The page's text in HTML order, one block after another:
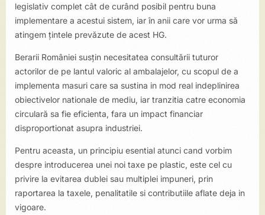
legislativ complet cât de curând posibil pentru buna
implementare a acestui sistem, iar în anii care vor urma să
atingem țintele prevăzute de acest HG.
Berarii României susțin necesitatea consultării tuturor
actorilor de pe lantul valoric al ambalajelor, cu scopul de a
implementa masuri care sa sustina in mod real indeplinirea
obiectivelor nationale de mediu, iar tranzitia catre economia
circulară sa fie eficienta, fara un impact financiar
disproportionat asupra industriei.
Pentru aceasta, un principiu esential atunci cand vorbim
despre introducerea unei noi taxe pe plastic, este cel cu
privire la evitarea dublei sau multiplei impuneri, prin
raportarea la taxele, penalitatile si contributiile aflate deja in
vigoare.